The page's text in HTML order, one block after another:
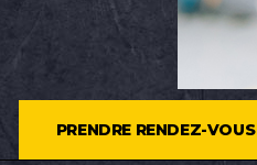
PRENDRE RENDEZ-VOUS